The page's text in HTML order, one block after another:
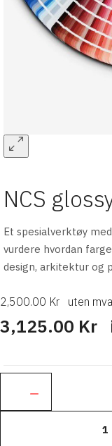
NCS
Et spesialverktøy
vurdere hvordan
design, arkitektur og
2,500.00 Kr uten mva
3,125.00 Kr